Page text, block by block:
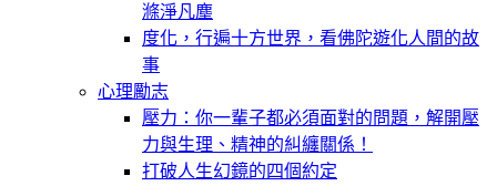
滌淨凡塵
度化，行遍十方世界，看佛陀遊化人間的故
事
心理勵志
壓力：你一輩子都必須面對的問題，解開壓
力與生理、精神的糾纏關係！
打破人生幻鏡的四個約定